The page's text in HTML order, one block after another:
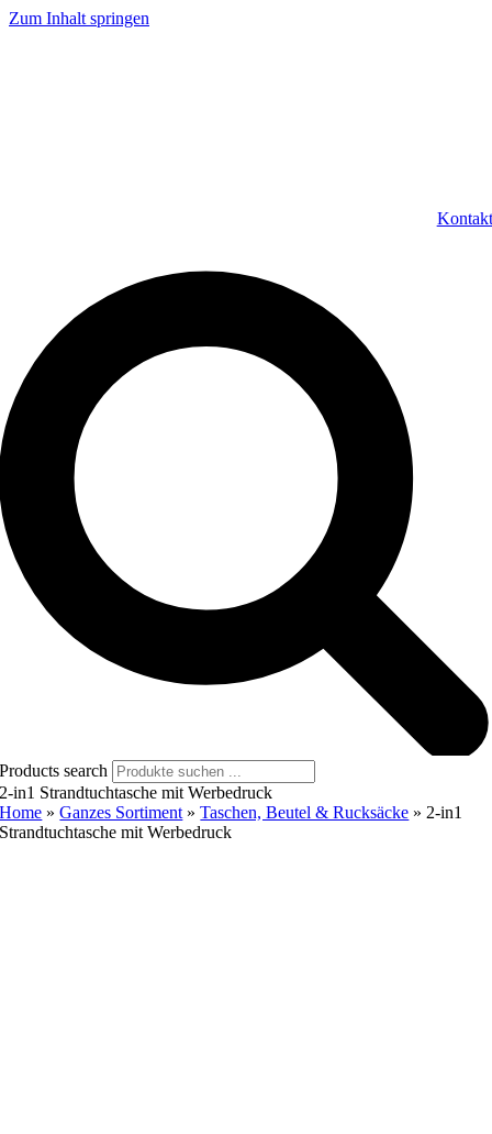
Zum Inhalt springen
Kontakt
Products search
2-in1 Strandtuchtasche mit Werbedruck
Home »Ganzes Sortiment »Taschen, Beutel & Rucksäcke » 2-in1
Strandtuchtasche mit Werbedruck